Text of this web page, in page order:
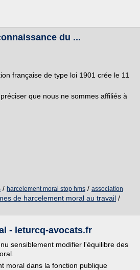
du ...
française de type loi 1901 crée le 11
que nous ne sommes affiliés à
/ harcelement moral stop hms / association
de harcelement moral au travail /
- leturcq-avocats.fr
sensiblement modifier l'équilibre des
moral dans la fonction publique